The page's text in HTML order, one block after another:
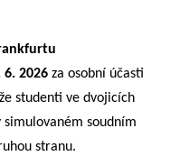
2026 za osobní účasti
studenti ve dvojicích
soudním
stranu.